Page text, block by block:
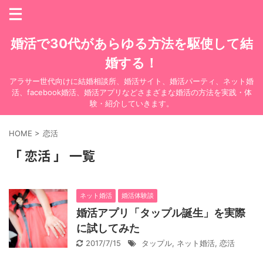
婚活で30代があらゆる方法を駆使して結
婚する！
アラサー世代向けに結婚相談所、婚活サイト、婚活パーティ、ネット婚
活、facebook婚活、婚活アプリなどさまざまな婚活の方法を実践・体
験・紹介していきます。
HOME > 恋活
「 恋活 」 一覧
ネット婚活 婚活体験談
婚活アプリ「タップル誕生」を実際
に試してみた
2017/7/15 タップル, ネット婚活, 恋活